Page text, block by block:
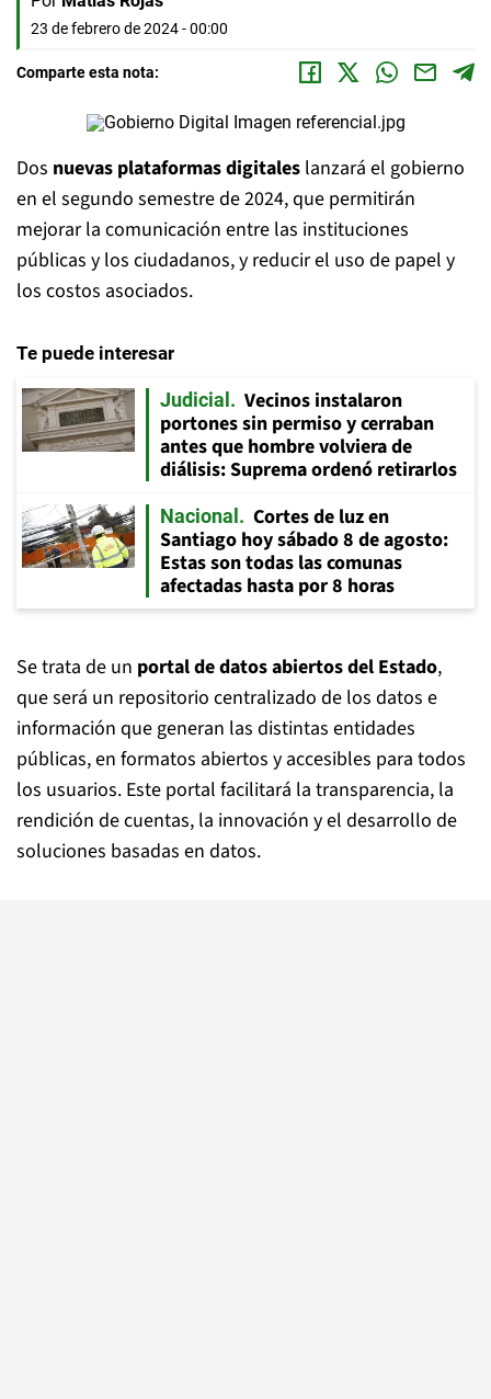
23 de febrero de 2024 - 00:00
Comparte esta nota:
Dos nuevas plataformas digitales lanzará el gobierno
en el segundo semestre de 2024, que permitirán
mejorar la comunicación entre las instituciones
públicas y los ciudadanos, y reducir el uso de papel y
los costos asociados.
Te puede interesar
Judicial
Vecinos instalaron
portones sin permiso y cerraban
antes que hombre volviera de
diálisis: Suprema ordenó retirarlos
Nacional
Cortes de luz en
Santiago hoy sábado 8 de agosto:
Estas son todas las comunas
afectadas hasta por 8 horas
Se trata de un portal de datos abiertos del Estado,
que será un repositorio centralizado de los datos e
información que generan las distintas entidades
públicas, en formatos abiertos y accesibles para todos
los usuarios. Este portal facilitará la transparencia, la
rendición de cuentas, la innovación y el desarrollo de
soluciones basadas en datos.